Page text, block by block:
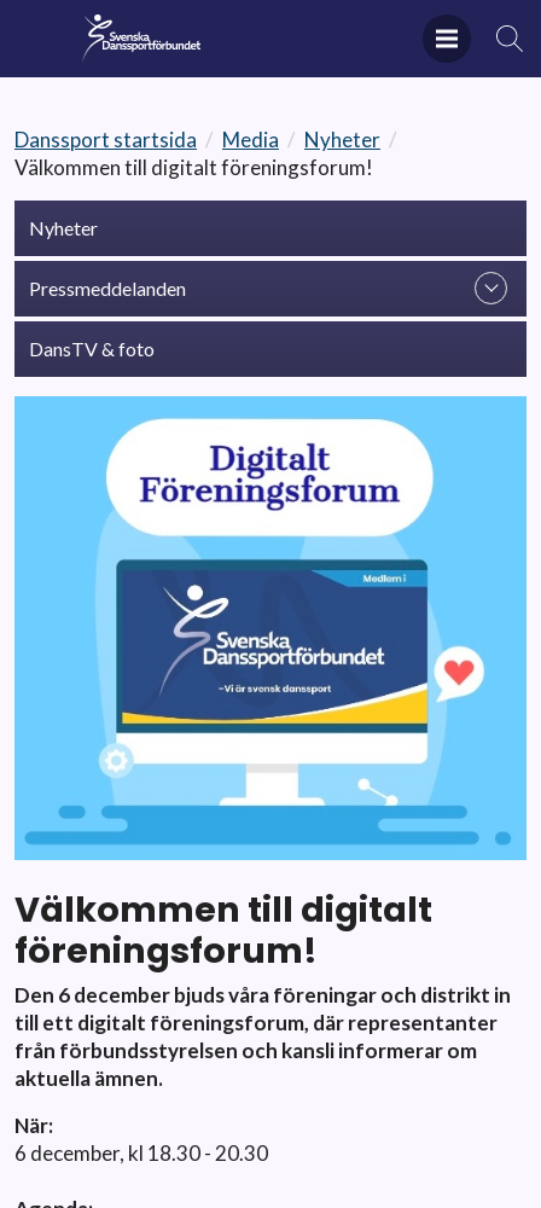
Danssport startsida / Media / Nyheter /
Välkommen till digitalt föreningsforum!
Nyheter
Pressmeddelanden
DansTV & foto
Välkommen till digitalt
föreningsforum!
Den 6 december bjuds våra föreningar och distrikt in
till ett digitalt föreningsforum, där representanter
från förbundsstyrelsen och kansli informerar om
aktuella ämnen.
När:
6 december, kl 18.30 - 20.30